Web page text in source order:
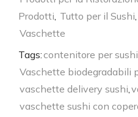
Prodotti Tutto per il Sushi
Vaschette
Tags:contenitore per sushi
Vaschette biodegradabili
vaschette delivery sushi
vaschette sushi con